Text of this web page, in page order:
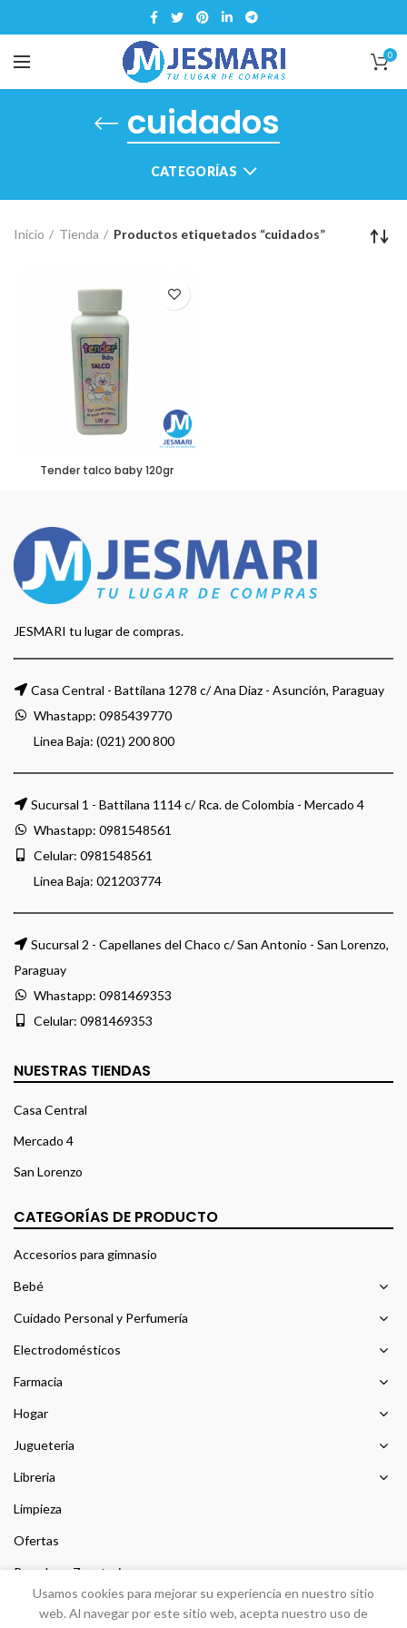
0
cuidados
CATEGORÍAS
Inicio Tienda Productos etiquetados “cuidados”
Tender talco baby 120gr
JESMARI tu lugar de compras.
Casa Central - Battilana 1278 c/ Ana Diaz - Asunción, Paraguay
Whastapp: 0985439770
Linea Baja: (021) 200 800
Sucursal 1 - Battilana 1114 c/ Rca. de Colombia - Mercado 4
Whastapp: 0981548561
Celular: 0981548561
Linea Baja: 021203774
Sucursal 2 - Capellanes del Chaco c/ San Antonio - San Lorenzo,
Paraguay
Whastapp: 0981469353
Celular: 0981469353
NUESTRAS TIENDAS
Casa Central
Mercado 4
San Lorenzo
CATEGORÍAS DE PRODUCTO
Accesorios para gimnasio
Bebé
Cuidado Personal y Perfumería
Electrodomésticos
Farmacia
Hogar
Jugueteria
Libreria
Limpieza
Ofertas
Prendas y Zapateria
Usamos cookies para mejorar su experiencia en nuestro sitio
web. Al navegar por este sitio web, acepta nuestro uso de